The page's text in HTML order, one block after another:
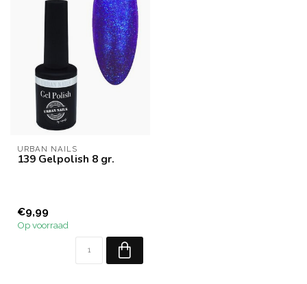
URBAN NAILS
139 Gelpolish 8 gr.
€9,99
Op voorraad